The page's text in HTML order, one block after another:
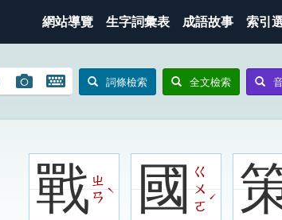
網站導覽 生字詞彙表 成語故事 索引
圖
搜
圖
示
開
鍵
圖
示
詞條檢索 全文檢索
戰ㄓ
ㄢ
ˋ 國ㄍ
ㄨ
ㄛ
ˊ